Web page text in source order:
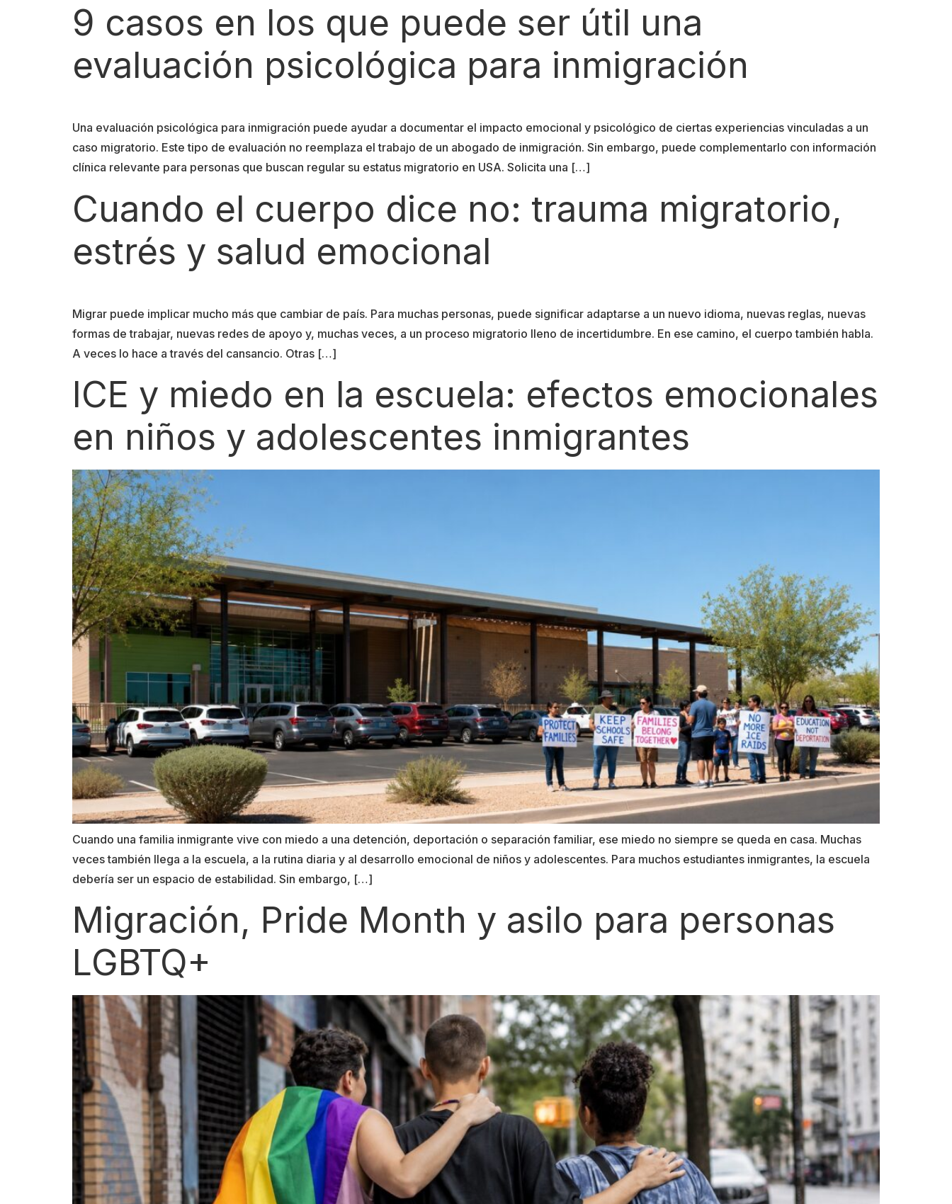
9 casos en los que puede ser útil una
evaluación psicológica para inmigración
Una evaluación psicológica para inmigración puede ayudar a documentar el impacto emocional y psicológico de ciertas experiencias vinculadas a un
caso migratorio. Este tipo de evaluación no reemplaza el trabajo de un abogado de inmigración. Sin embargo, puede complementarlo con información
clínica relevante para personas que buscan regular su estatus migratorio en USA. Solicita una […]
Cuando el cuerpo dice no: trauma migratorio,
estrés y salud emocional
Migrar puede implicar mucho más que cambiar de país. Para muchas personas, puede significar adaptarse a un nuevo idioma, nuevas reglas, nuevas
formas de trabajar, nuevas redes de apoyo y, muchas veces, a un proceso migratorio lleno de incertidumbre. En ese camino, el cuerpo también habla.
A veces lo hace a través del cansancio. Otras […]
ICE y miedo en la escuela: efectos emocionales
en niños y adolescentes inmigrantes
Cuando una familia inmigrante vive con miedo a una detención, deportación o separación familiar, ese miedo no siempre se queda en casa. Muchas
veces también llega a la escuela, a la rutina diaria y al desarrollo emocional de niños y adolescentes. Para muchos estudiantes inmigrantes, la escuela
debería ser un espacio de estabilidad. Sin embargo, […]
Migración, Pride Month y asilo para personas
LGBTQ+